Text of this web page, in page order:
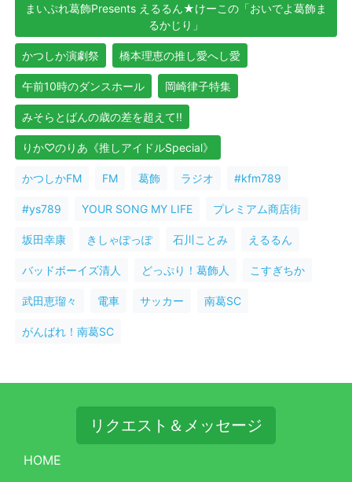
まいぷれ葛飾Presents えるるん★けーこの「おいでよ葛飾ま
るかじり」
かつしか演劇祭 橋本理恵の推し愛へし愛
午前10時のダンスホール 岡崎律子特集
みそらとばんの歳の差を超えて!!
りか♡のりあ《推しアイドルSpecial》
かつしかFM FM 葛飾 ラジオ #kfm789
#ys789 YOUR SONG MY LIFE プレミアム商店街
坂田幸康 きしゃぽっぽ 石川ことみ えるるん
バッドボーイズ清人 どっぷり！葛飾人 こすぎちか
武田恵瑠々 電車 サッカー 南葛SC
がんばれ！南葛SC
リクエスト＆メッセージ
HOME